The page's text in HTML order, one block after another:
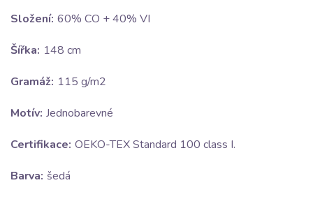
Složení: 60% CO + 40% VI
Šířka: 148 cm
Gramáž: 115 g/m2
Motív: Jednobarevné
Certifikace: OEKO-TEX Standard 100 class I.
Barva: šedá